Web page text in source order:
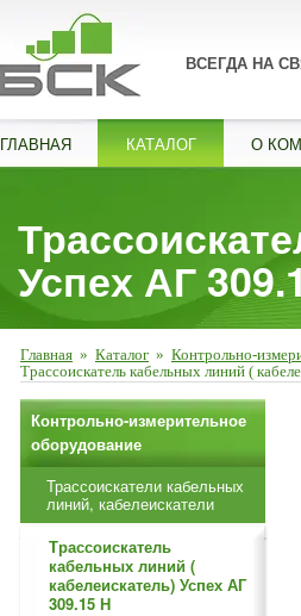
ВСЕГДА НА
ГЛАВНАЯ КАТАЛОГ О
Успех АГ
Главная » Каталог » Контрольно-
Трассоискатель кабельных линий (
Контрольно-измерительное
оборудование
Трассоискатели кабельных
линий, кабелеискатели
Трассоискатель
кабельных линий (
кабелеискатель) Успех АГ
309.15 Н